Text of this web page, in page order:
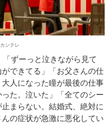
カンテレ
ずーっと泣きながら見て
できてる」「お父さんの仕
人になった瞳が最後の仕事
た。泣いた」「全てのシー
まらない。結婚式、絶対に
の症状が急激に悪化してい